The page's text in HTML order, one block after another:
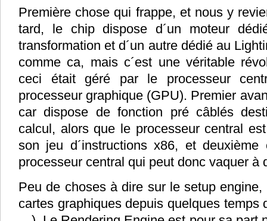
Première chose qui frappe, et nous y
tard, le chip dispose d´un moteur
transformation et d´un autre dédié au
comme ca, mais c´est une véritable
ceci était géré par le processeur
processeur graphique (GPU). Premier
car dispose de fonction pré câblés
calcul, alors que le processeur central
son jeu d´instructions x86, et
processeur central qui peut donc vaquer à
Peu de choses à dire sur le setup
cartes graphiques depuis quelques temps